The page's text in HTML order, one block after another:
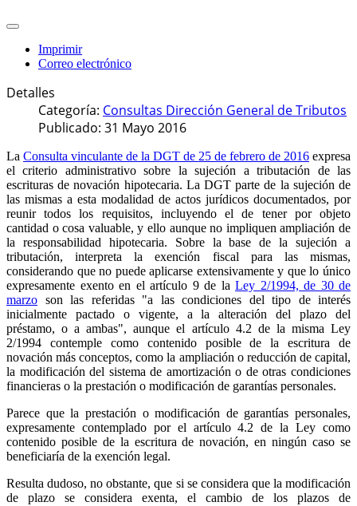
Imprimir
Correo electrónico
Detalles
Categoría: Consultas Dirección General de Tributos
Publicado: 31 Mayo 2016
La Consulta vinculante de la DGT de 25 de febrero de 2016 expresa
el criterio administrativo sobre la sujeción a tributación de las
escrituras de novación hipotecaria. La DGT parte de la sujeción de
las mismas a esta modalidad de actos jurídicos documentados, por
reunir todos los requisitos, incluyendo el de tener por objeto
cantidad o cosa valuable, y ello aunque no impliquen ampliación de
la responsabilidad hipotecaria. Sobre la base de la sujeción a
tributación, interpreta la exención fiscal para las mismas,
considerando que no puede aplicarse extensivamente y que lo único
expresamente exento en el artículo 9 de la Ley 2/1994, de 30 de
marzo son las referidas "a las condiciones del tipo de interés
inicialmente pactado o vigente, a la alteración del plazo del
préstamo, o a ambas", aunque el artículo 4.2 de la misma Ley
2/1994 contemple como contenido posible de la escritura de
novación más conceptos, como la ampliación o reducción de capital,
la modificación del sistema de amortización o de otras condiciones
financieras o la prestación o modificación de garantías personales.
Parece que la prestación o modificación de garantías personales,
expresamente contemplado por el artículo 4.2 de la Ley como
contenido posible de la escritura de novación, en ningún caso se
beneficiaría de la exención legal.
Resulta dudoso, no obstante, que si se considera que la modificación
de plazo se considera exenta, el cambio de los plazos de